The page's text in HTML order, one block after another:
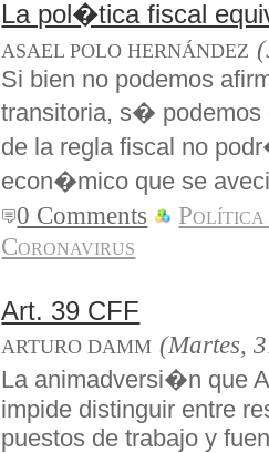
La pol�tica fiscal
ASAEL POLO HERNÁNDEZ
Si bien no podemos
transitoria, s�
de la regla fiscal no
econ�mico que se
0 Comments
Coronavirus
Art. 39 CFF
ARTURO DAMM (Martes,
La animadversi�n que
impide distinguir entre
puestos de trabajo y